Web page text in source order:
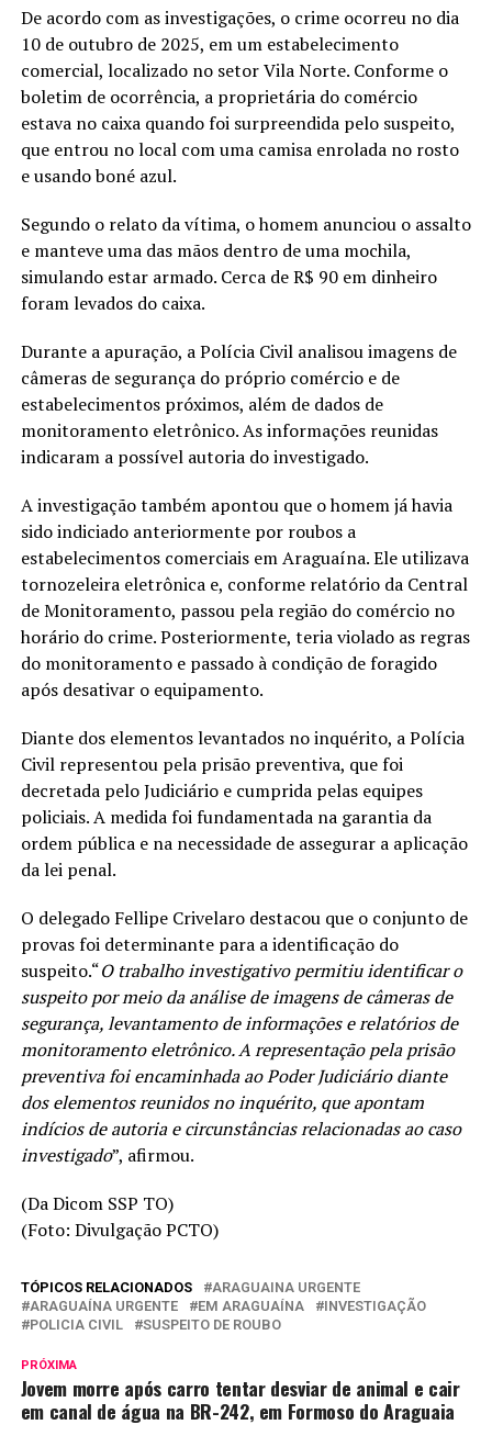
De acordo com as investigações, o crime ocorreu no dia
10 de outubro de 2025, em um estabelecimento
comercial, localizado no setor Vila Norte. Conforme o
boletim de ocorrência, a proprietária do comércio
estava no caixa quando foi surpreendida pelo suspeito,
que entrou no local com uma camisa enrolada no rosto
e usando boné azul.
Segundo o relato da vítima, o homem anunciou o assalto
e manteve uma das mãos dentro de uma mochila,
simulando estar armado. Cerca de R$ 90 em dinheiro
foram levados do caixa.
Durante a apuração, a Polícia Civil analisou imagens de
câmeras de segurança do próprio comércio e de
estabelecimentos próximos, além de dados de
monitoramento eletrônico. As informações reunidas
indicaram a possível autoria do investigado.
A investigação também apontou que o homem já havia
sido indiciado anteriormente por roubos a
estabelecimentos comerciais em Araguaína. Ele utilizava
tornozeleira eletrônica e, conforme relatório da Central
de Monitoramento, passou pela região do comércio no
horário do crime. Posteriormente, teria violado as regras
do monitoramento e passado à condição de foragido
após desativar o equipamento.
Diante dos elementos levantados no inquérito, a Polícia
Civil representou pela prisão preventiva, que foi
decretada pelo Judiciário e cumprida pelas equipes
policiais. A medida foi fundamentada na garantia da
ordem pública e na necessidade de assegurar a aplicação
da lei penal.
O delegado Fellipe Crivelaro destacou que o conjunto de
provas foi determinante para a identificação do
suspeito.“O trabalho investigativo permitiu identificar o
suspeito por meio da análise de imagens de câmeras de
segurança, levantamento de informações e relatórios de
monitoramento eletrônico. A representação pela prisão
preventiva foi encaminhada ao Poder Judiciário diante
dos elementos reunidos no inquérito, que apontam
indícios de autoria e circunstâncias relacionadas ao caso
investigado”, afirmou.
(Da Dicom SSP TO)
(Foto: Divulgação PCTO)
TÓPICOS RELACIONADOS
ARAGUAINA URGENTE
ARAGUAÍNA URGENTE
EM ARAGUAÍNA
INVESTIGAÇÃO
POLICIA CIVIL
SUSPEITO DE ROUBO
PRÓXIMA
Jovem morre após carro tentar desviar de animal e cair
em canal de água na BR-242, em Formoso do Araguaia